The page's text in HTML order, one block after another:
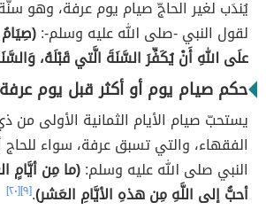
يُندَب لغير الحاجّ صيام يوم عرفة، وهو
لقول النبي -صلى الله عليه وسلم-:
علَى اللهِ أَنْ يُكَفِّرَ السَّنَةَ الَّتي قَبْلَهُ،
حكم صيام يوم أو أكثر قبل يوم عرفة
يستحبّ صيام الأيام الثمانية الأولى من
الفقهاء، والتي تسبق عرفة، سواء للحاج
النبي صلى الله عليه وسلم:(ما مِن أيَّامٍ
أحبُّ إلى اللَّهِ مِن هذهِ الأيَّامِ العَشر).[٩] [٢٠]